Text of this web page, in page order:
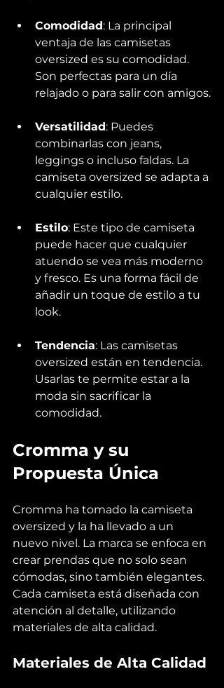
Comodidad: La principal
ventaja de las camisetas
oversized es su comodidad.
Son perfectas para un día
relajado o para salir con amigos.
Versatilidad: Puedes
combinarlas con jeans,
leggings o incluso faldas. La
camiseta oversized se adapta a
cualquier estilo.
Estilo: Este tipo de camiseta
puede hacer que cualquier
atuendo se vea más moderno
y fresco. Es una forma fácil de
añadir un toque de estilo a tu
look.
Tendencia: Las camisetas
oversized están en tendencia.
Usarlas te permite estar a la
moda sin sacrificar la
comodidad.
Cromma y su
Propuesta Única
Cromma ha tomado la camiseta
oversized y la ha llevado a un
nuevo nivel. La marca se enfoca en
crear prendas que no solo sean
cómodas, sino también elegantes.
Cada camiseta está diseñada con
atención al detalle, utilizando
materiales de alta calidad.
Materiales de Alta Calidad